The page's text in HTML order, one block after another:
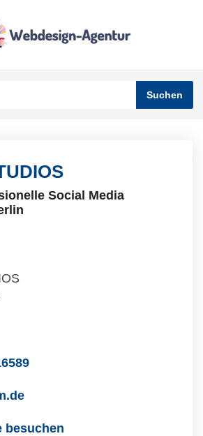
Social Media
besuchen